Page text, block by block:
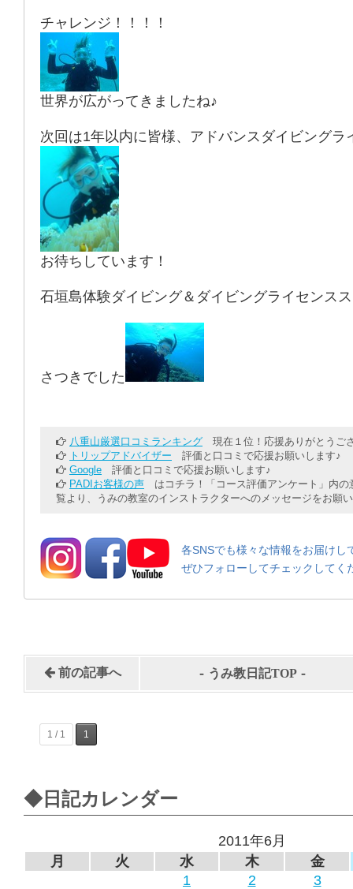
チャレンジ！！！！
世界が広がってきましたね♪
次回は1年以内に皆様、アドバンスダイビングラ
お待ちしています！
石垣島体験ダイビング＆ダイビングライセンス
さつきでした
八重山厳選口コミランキング 現在１位！応援ありがとうご
トリップアドバイザー 評価と口コミで応援お願いします♪
Google 評価と口コミで応援お願いします♪
PADIお客様の声 はコチラ！「コース評価アンケート」内の
覧より、うみの教室のインストラクターへのメッセージをお願
各SNSでも様々な情報をお届けし
ぜひフォローしてチェックしてく
前の記事へ - うみ教日記TOP -
1 / 1 1
◆日記カレンダー
2011年6月
月
火 水 木
金
1
2
3